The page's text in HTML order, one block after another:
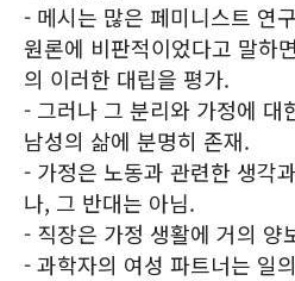
- 메시는 많은 페미니스트 연
원론에 비판적이었다고 말하
의 이러한 대립을 평가.
- 그러나 그 분리와 가정에 대
남성의 삶에 분명히 존재.
- 가정은 노동과 관련한 생각
나, 그 반대는 아님.
- 직장은 가정 생활에 거의 양
- 과학자의 여성 파트너는 일